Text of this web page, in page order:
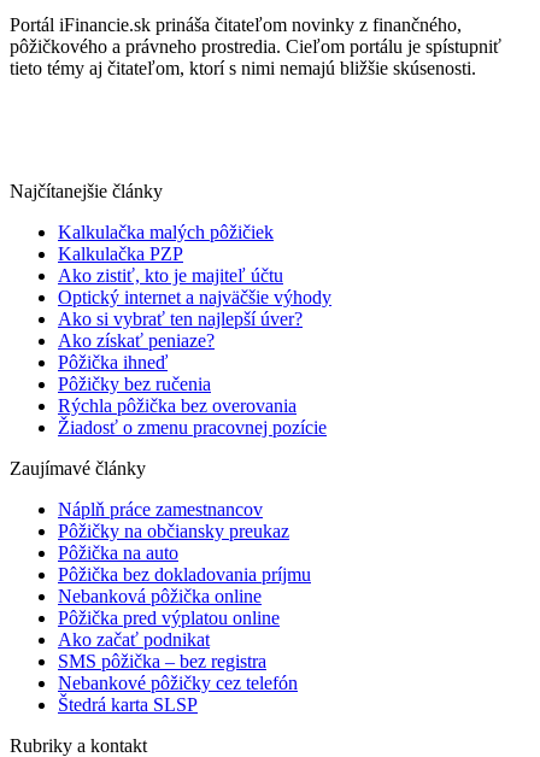
Portál iFinancie.sk prináša čitateľom novinky z finančného,
pôžičkového a právneho prostredia. Cieľom portálu je spístupniť
tieto témy aj čitateľom, ktorí s nimi nemajú bližšie skúsenosti.
Najčítanejšie články
Kalkulačka malých pôžičiek
Kalkulačka PZP
Ako zistiť, kto je majiteľ účtu
Optický internet a najväčšie výhody
Ako si vybrať ten najlepší úver?
Ako získať peniaze?
Pôžička ihneď
Pôžičky bez ručenia
Rýchla pôžička bez overovania
Žiadosť o zmenu pracovnej pozície
Zaujímavé články
Náplň práce zamestnancov
Pôžičky na občiansky preukaz
Pôžička na auto
Pôžička bez dokladovania príjmu
Nebanková pôžička online
Pôžička pred výplatou online
Ako začať podnikat
SMS pôžička – bez registra
Nebankové pôžičky cez telefón
Štedrá karta SLSP
Rubriky a kontakt